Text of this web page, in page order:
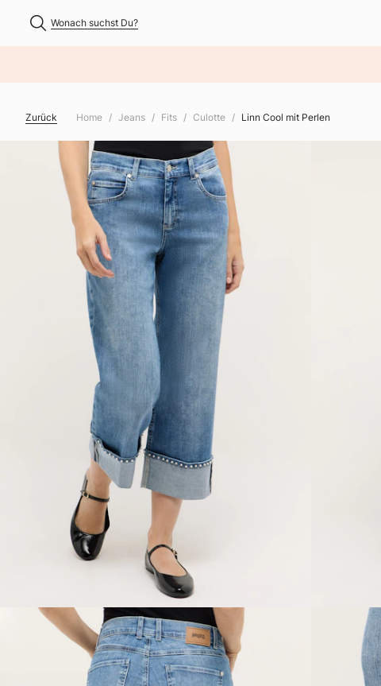
Wonach suchst Du?
Zurück Home Jeans Fits Culotte Linn Cool mit Perlen